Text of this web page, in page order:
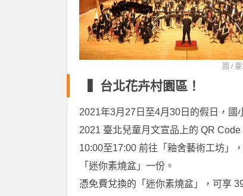
圖 /
▍台北花卉村園區！
2021年3月27日至4月30日的假日，國
2021 臺北兒童月文宣品上的 QR Code
10:00至17:00 前往「釉舍藝術工坊」
「迷你素燒盆」一份。
憑免費兌換的「迷你素燒盆」，可享